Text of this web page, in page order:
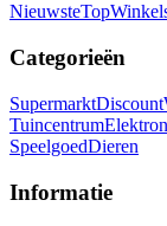
NieuwsteTop
Categorieën
SupermarktDiscount
Tuincentrum
SpeelgoedDieren
Informatie